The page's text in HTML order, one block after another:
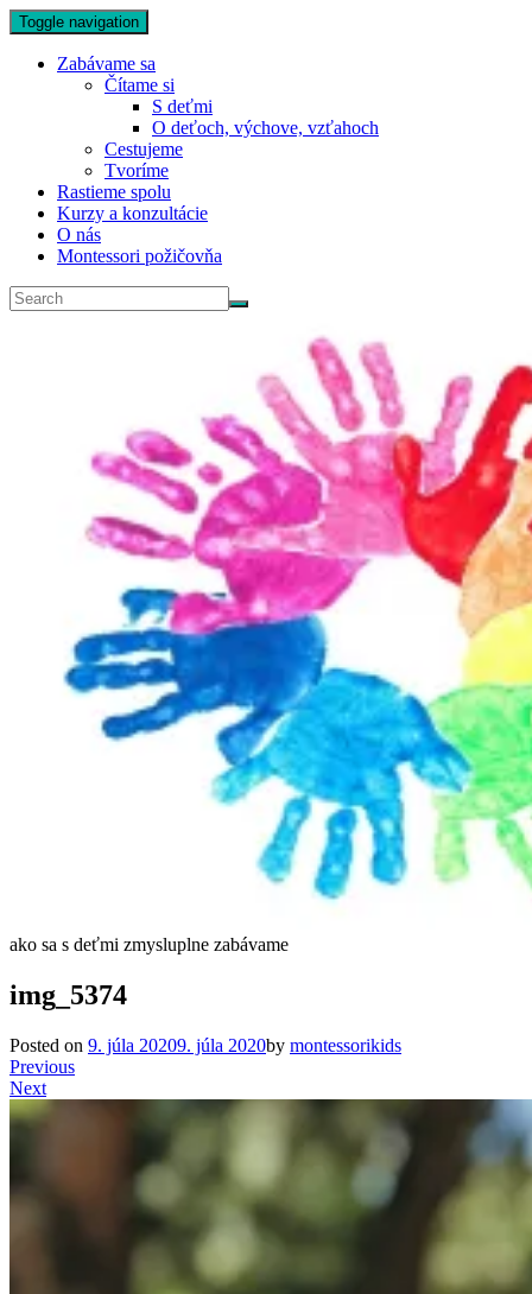
Toggle navigation
Zabávame sa
Čítame si
S deťmi
O deťoch, výchove, vzťahoch
Cestujeme
Tvoríme
Rastieme spolu
Kurzy a konzultácie
O nás
Montessori požičovňa
ako sa s deťmi zmysluplne zabávame
img_5374
Posted on 9. júla 20209. júla 2020by montessorikids
Previous
Next